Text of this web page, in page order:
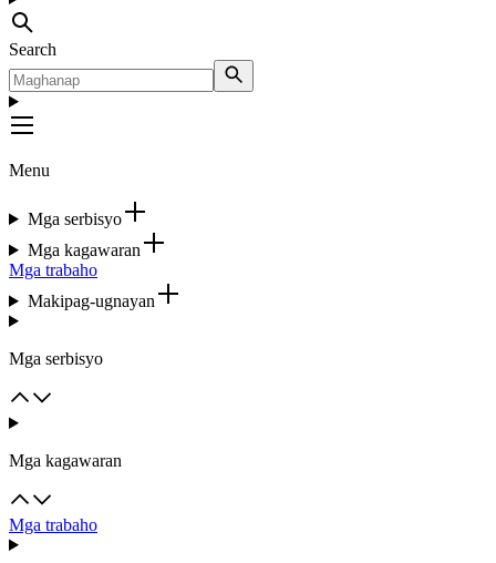
Search
Menu
Mga serbisyo
Mga kagawaran
Mga trabaho
Makipag-ugnayan
Mga serbisyo
Mga kagawaran
Mga trabaho